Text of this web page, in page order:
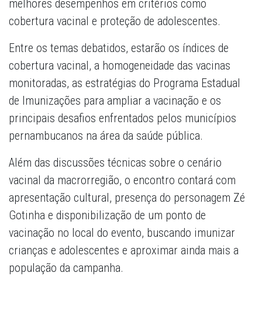
melhores desempenhos em critérios como
cobertura vacinal e proteção de adolescentes.
Entre os temas debatidos, estarão os índices de
cobertura vacinal, a homogeneidade das vacinas
monitoradas, as estratégias do Programa Estadual
de Imunizações para ampliar a vacinação e os
principais desafios enfrentados pelos municípios
pernambucanos na área da saúde pública.
Além das discussões técnicas sobre o cenário
vacinal da macrorregião, o encontro contará com
apresentação cultural, presença do personagem Zé
Gotinha e disponibilização de um ponto de
vacinação no local do evento, buscando imunizar
crianças e adolescentes e aproximar ainda mais a
população da campanha.